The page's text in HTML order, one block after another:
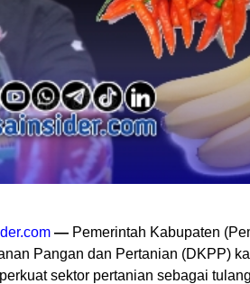
— Pemerintah Kabupaten
Pangan dan Pertanian (DKPP)
sektor pertanian sebagai